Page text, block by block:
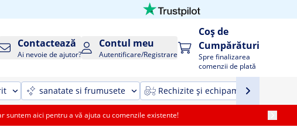
Contactează
Ai nevoie de ajutor?
Contul meu
Autentificare/Registrare
Coș de
Cumpărături
Spre finalizarea
comenzii de plată
sanatate si frumusete Rechizite și echipamente agricole
suntem aici pentru a vă ajuta cu comenzile existente!